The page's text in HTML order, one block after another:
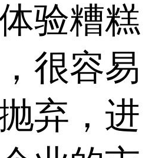
验糟糕
很容易
弃，进